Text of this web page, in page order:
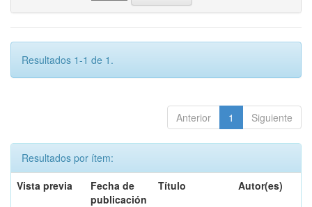
Resultados 1-1 de 1.
Anterior 1 Siguiente
Resultados por ítem:
Vista previa
Fecha de
publicación
Título Autor(es)